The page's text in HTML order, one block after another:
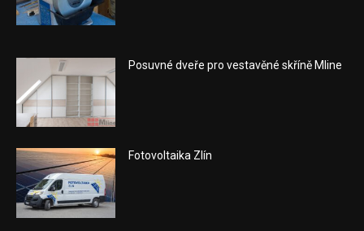
Posuvné dveře pro vestavěné skříně Mline
Fotovoltaika Zlín